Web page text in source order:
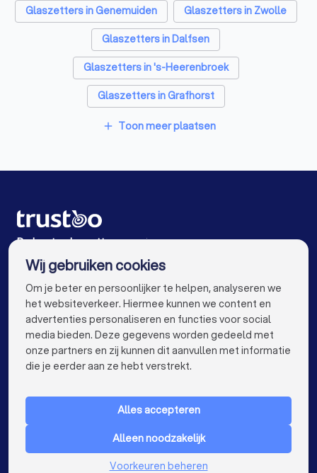
Glaszetters in Genemuiden
Glaszetters in Zwolle
Glaszetters in Dalfsen
Glaszetters in 's-Heerenbroek
Glaszetters in Grafhorst
Glaszetters in IJsselmuiden
Glaszetters in Hattem
Glaszetters in Rotterdam
Glaszetters in Utrecht
Glaszetters in Eindhoven
Glaszetters in Tilburg
Glaszetters in Groningen
Glaszetters in Almere
Glaszetters in Breda
Glaszetters in Nijmegen
Glaszetters in Enschede
Glaszetters in Haarlem
Glaszetters in Arnhem
Glaszetters in Apeldoorn
Glaszetters in Den Bosch
Glaszetters in Maastricht
Glaszetters in Leiden
add Toon meer plaatsen
De beste glaszetters voor jou
VOOR PARTICULIEREN keyboard_arrow_down
Nederland
Wij gebruiken cookies
Om je beter en persoonlijker te helpen, analyseren we
het websiteverkeer. Hiermee kunnen we content en
advertenties personaliseren en functies voor social
media bieden. Deze gegevens worden gedeeld met
onze partners en zij kunnen dit aanvullen met informatie
die je eerder aan ze hebt verstrekt.
Alles accepteren
Alleen noodzakelijk
Voorkeuren beheren